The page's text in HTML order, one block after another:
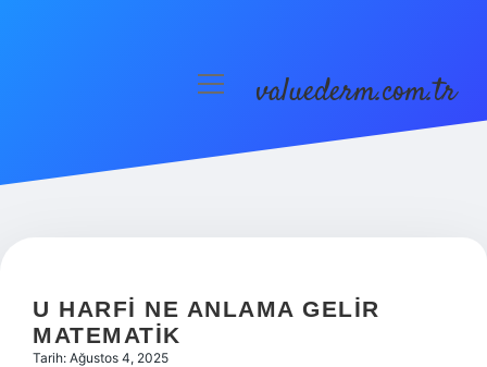
menüyüvaluederm.com.tr
U HARFI NE ANLAMA GELIR
MATEMATIK
Tarih: Ağustos 4, 2025